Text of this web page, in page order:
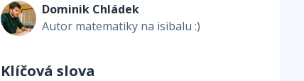
Dominik Chládek
Autor matematiky na isibalu :)
Klíčová slova